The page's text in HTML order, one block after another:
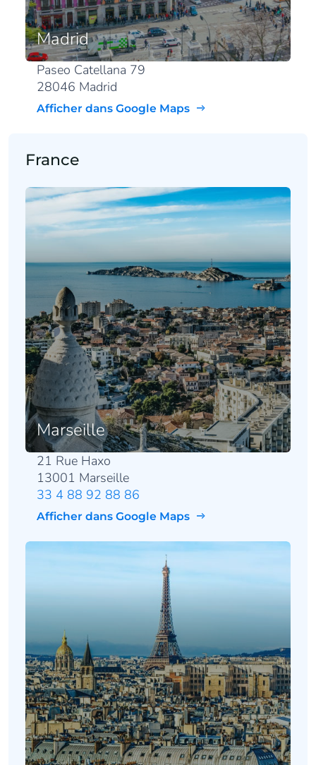
Madrid
Paseo Catellana 79
28046 Madrid
Afficher dans Google Maps
France
Marseille
21 Rue Haxo
13001 Marseille
33 4 88 92 88 86
Afficher dans Google Maps